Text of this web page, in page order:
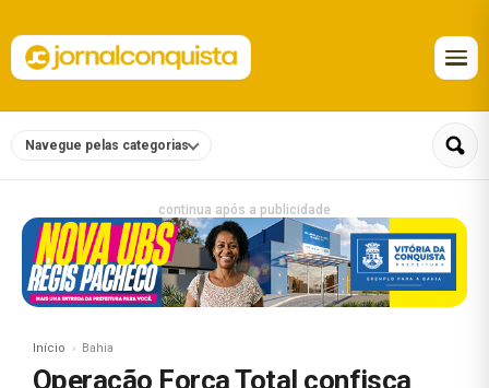
Navegue pelas categorias
continua após a publicidade
Início Bahia
Operação Força Total confisca